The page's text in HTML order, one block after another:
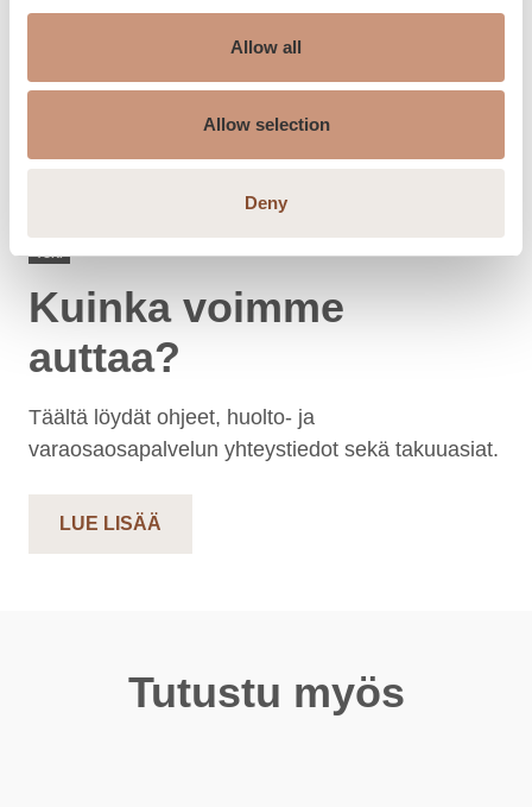
Allow all
Allow selection
Deny
TUKI
Kuinka voimme
auttaa?
Täältä löydät ohjeet, huolto- ja
varaosaosapalvelun yhteystiedot sekä takuuasiat.
LUE LISÄÄ
Tutustu myös